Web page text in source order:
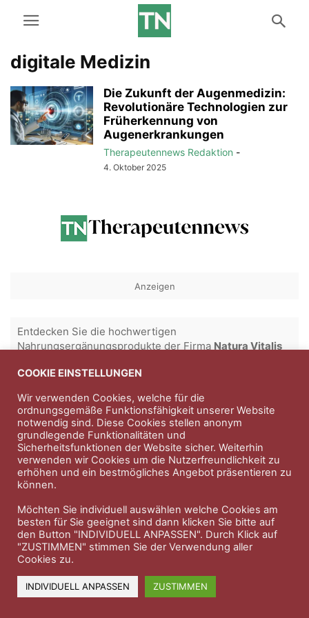
digitale Medizin
Die Zukunft der Augenmedizin:
Revolutionäre Technologien zur
Früherkennung von
Augenerkrankungen
Therapeutennews Redaktion -
4. Oktober 2025
Anzeigen
Entdecken Sie die hochwertigen
Nahrungsergänungsprodukte der Firma Natura Vitalis
Jahn & Partner Versicherungsmakler GmbH
Professioneller Rundumschutz seit über 30 Jahren.
Impressum Nutzungsbedingungen
Datenschutzerklärung Therapeutenkatalog Über uns
© 2023 Therapeutennews.de
COOKIE EINSTELLUNGEN
Wir verwenden Cookies, welche für die
ordnungsgemäße Funktionsfähigkeit unserer Website
notwendig sind. Diese Cookies stellen anonym
grundlegende Funktionalitäten und
Sicherheitsfunktionen der Website sicher. Weiterhin
verwenden wir Cookies um die Nutzerfreundlichkeit zu
erhöhen und ein bestmögliches Angebot präsentieren zu
können.
Möchten Sie individuell auswählen welche Cookies am
besten für Sie geeignet sind dann klicken Sie bitte auf
den Button "INDIVIDUELL ANPASSEN". Durch Klick auf
"ZUSTIMMEN" stimmen Sie der Verwendung aller
Cookies zu.
INDIVIDUELL ANPASSEN ZUSTIMMEN